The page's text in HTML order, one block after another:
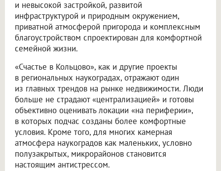
и невысокой застройкой, развитой
инфраструктурой и природным окружением,
приватной атмосферой пригорода и комплексным
благоустройством спроектирован для комфортной
семейной жизни.
«Счастье в Кольцово», как и другие проекты
в региональных наукоградах, отражают один
из главных трендов на рынке недвижимости. Люди
больше не страдают «централизацией» и готовы
объективно оценивать локации «на периферии»,
в которых подчас созданы более комфортные
условия. Кроме того, для многих камерная
атмосфера наукоградов как маленьких, условно
полузакрытых, микрорайонов становится
настоящим антистрессом.